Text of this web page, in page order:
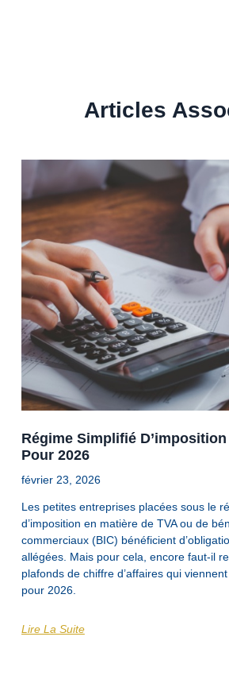
Articles
Régime Simplifié
Pour 2026
février 23, 2026
Les petites entreprises placées sous le
d’imposition en matière de TVA ou de
commerciaux (BIC) bénéficient
allégées. Mais pour cela, encore faut-il
plafonds de chiffre d’affaires qui
pour 2026.
Lire La Suite